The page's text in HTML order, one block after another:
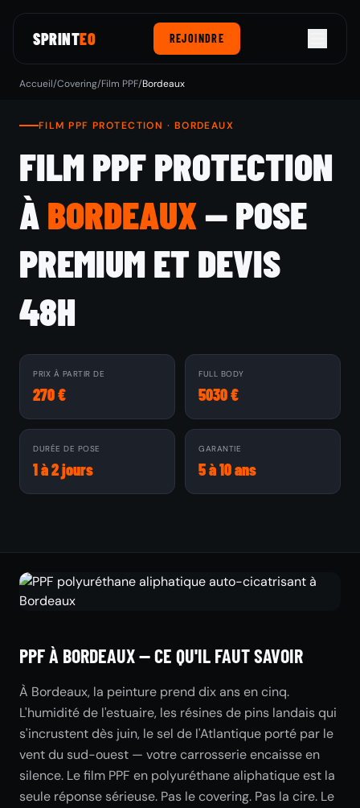
SPRINTEO REJOINDRE
Accueil/Covering/Film PPF/Bordeaux
FILM PPF PROTECTION · BORDEAUX
FILM PPF PROTECTION
ÀBORDEAUX— POSE
PREMIUM ET DEVIS
48H
PRIX À PARTIR DE
270 €
FULL BODY
5030 €
DURÉE DE POSE
1 à 2 jours
GARANTIE
5 à 10 ans
PPF À BORDEAUX — CE QU'IL FAUT SAVOIR
À Bordeaux, la peinture prend dix ans en cinq.
L'humidité de l'estuaire, les résines de pins landais qui
s'incrustent dès juin, le sel de l'Atlantique porté par le
vent du sud-ouest — votre carrosserie encaisse en
silence. Le film PPF en polyuréthane aliphatique est la
seule réponse sérieuse. Pas le covering. Pas la cire. Le